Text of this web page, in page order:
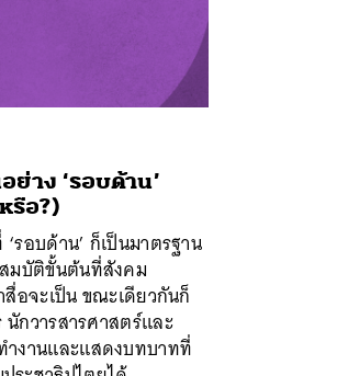
าง ‘รอบด้าน’
รือ?)
รอบด้าน’ ก็เป็นมาตรฐาน
มบัติขั้นต้นที่สังคม
อจะเป็น ขณะเดียวกันก็
นักวารสารศาสตร์และ
ำงานและแสดงบทบาทที่